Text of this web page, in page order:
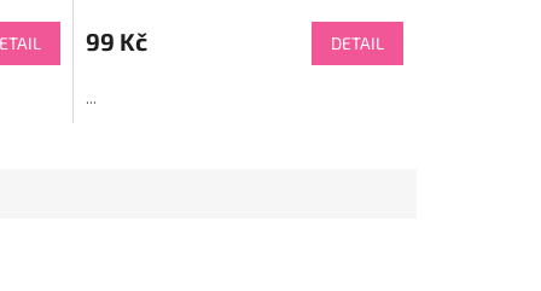
99 Kč DETAIL
...